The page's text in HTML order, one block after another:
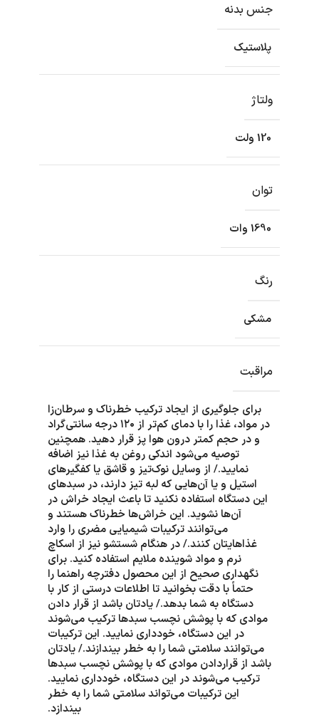
جنس بدنه
پلاستیک
ولتاژ
120 ولت
توان
1690 وات
رنگ
مشکی
مراقبت
برای جلوگیری از ایجاد ترکیب خطرناک و سرطان‌زا
در مواد، غذا را با دمای کم‌تر از ۱۲۰ درجه سانتی‌گراد
و در حجم کمتر درون هوا پز قرار دهید. همچنین
توصیه می‌شود اندکی روغن به غذا نیز اضافه
نمایید./ از وسایل نوک‌تیز و قاشق یا کفگیرهای
استیل و یا آن‌هایی که لبه تیز دارند، در سبدهای
این دستگاه استفاده نکنید تا باعث ایجاد خراش در
آن‌ها نشوید. این خراش‌ها خطرناک هستند و
می‌توانند ترکیبات شیمیایی مضری را وارد
غذاهایتان کنند./ در هنگام شستشو نیز از اسکاچ
نرم و مواد شوینده ملایم استفاده کنید. برای
نگهداری صحیح از این محصول دفترچه راهنما را
حتماً با دقت بخوانید تا اطلاعات درستی از کار با
دستگاه به شما بدهد./ یادتان باشد از قرار دادن
موادی که با پوشش نچسب سبدها ترکیب می‌شوند
در این دستگاه، خودداری نمایید. این ترکیبات
می‌توانند سلامتی شما را به خطر بیندازند./ یادتان
باشد از قراردادن موادی که با پوشش نچسب سبدها
ترکیب می‌شوند در این دستگاه، خودداری نمایید.
این ترکیبات می‌تواند سلامتی شما را به خطر
بیندازد.